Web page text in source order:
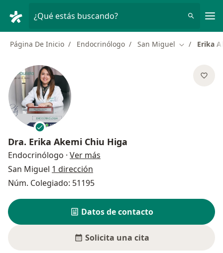
¿Qué estás buscando?
Página De Inicio Endocrinólogo San Miguel Cambiar de
Erika
Dra. Erika Akemi Chiu Higa
Endocrinólogo · Ver más
San Miguel 1 dirección
Núm. Colegiado: 51195
Datos de contacto
Solicita una cita